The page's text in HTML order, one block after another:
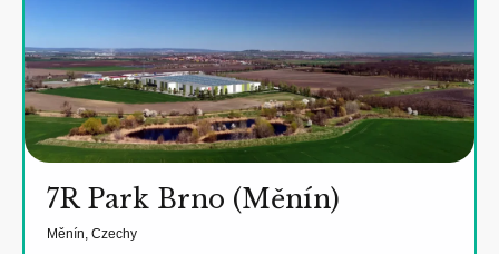
7R Park Brno (Měnín)
Měnín, Czechy